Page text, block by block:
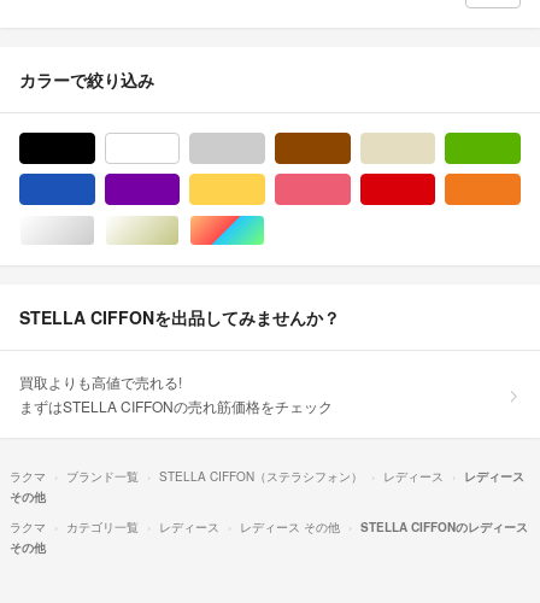
カラーで絞り込み
シルバー/銀色系ゴールド/金色系マルチカラー
STELLA CIFFONを出品してみませんか？
買取よりも高値で売れる!
まずはSTELLA CIFFONの売れ筋価格をチェック
ラクマ ブランド一覧 STELLA CIFFON（ステラシフォン） レディース
レディース
その他
ラクマ
カテゴリ一覧 レディース レディース その他
STELLA CIFFONのレディース
その他